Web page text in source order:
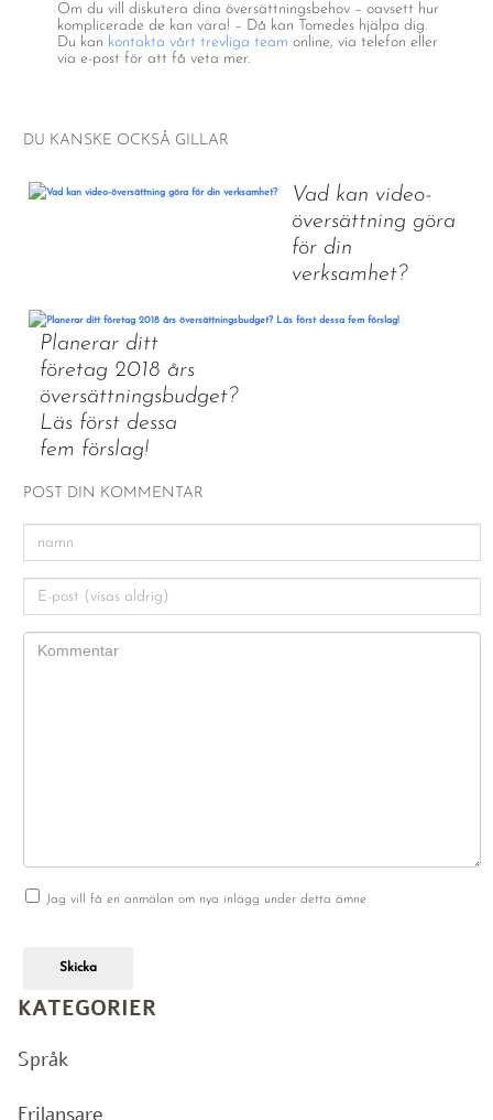
Om du vill diskutera dina översättningsbehov – oavsett hur
komplicerade de kan vara! – Då kan Tomedes hjälpa dig.
Du kan kontakta vårt trevliga team online, via telefon eller
via e-post för att få veta mer.
DU KANSKE OCKSÅ GILLAR
Vad kan video-
översättning göra
för din
verksamhet?
Planerar ditt
företag 2018 års
översättningsbudget?
Läs först dessa
fem förslag!
POST DIN KOMMENTAR
Jag vill få en anmälan om nya inlägg under detta ämne
Skicka
KATEGORIER
Språk
Frilansare